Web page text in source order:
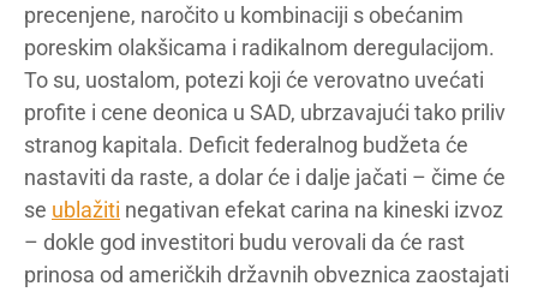
precenjene, naročito u kombinaciji s obećanim
poreskim olakšicama i radikalnom deregulacijom.
To su, uostalom, potezi koji će verovatno uvećati
profite i cene deonica u SAD, ubrzavajući tako priliv
stranog kapitala. Deficit federalnog budžeta će
nastaviti da raste, a dolar će i dalje jačati – čime će
se ublažiti negativan efekat carina na kineski izvoz
– dokle god investitori budu verovali da će rast
prinosa od američkih državnih obveznica zaostajati